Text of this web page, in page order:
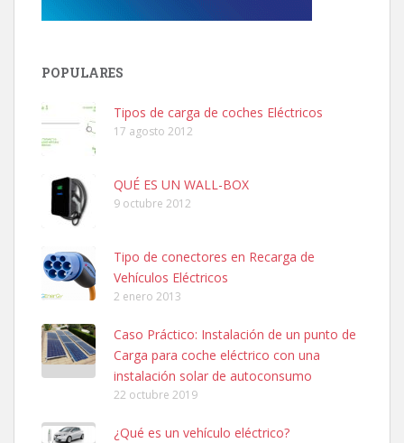
POPULARES
Tipos de carga de coches Eléctricos
17 agosto 2012
QUÉ ES UN WALL-BOX
9 octubre 2012
Tipo de conectores en Recarga de
Vehículos Eléctricos
2 enero 2013
Caso Práctico: Instalación de un punto de
Carga para coche eléctrico con una
instalación solar de autoconsumo
22 octubre 2019
¿Qué es un vehículo eléctrico?